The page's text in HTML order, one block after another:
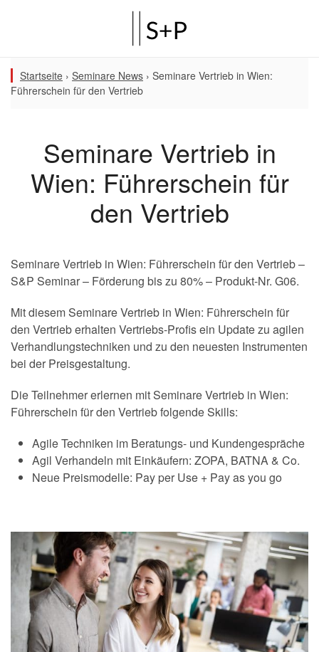
Startseite › Seminare News › Seminare Vertrieb in Wien:
Führerschein für den Vertrieb
Seminare Vertrieb in
Wien: Führerschein für
den Vertrieb
Seminare Vertrieb in Wien: Führerschein für den Vertrieb –
S&P Seminar – Förderung bis zu 80% – Produkt-Nr. G06.
Mit diesem Seminare Vertrieb in Wien: Führerschein für
den Vertrieb erhalten Vertriebs-Profis ein Update zu agilen
Verhandlungstechniken und zu den neuesten Instrumenten
bei der Preisgestaltung.
Die Teilnehmer erlernen mit Seminare Vertrieb in Wien:
Führerschein für den Vertrieb folgende Skills:
Agile Techniken im Beratungs- und Kundengespräche
Agil Verhandeln mit Einkäufern: ZOPA, BATNA & Co.
Neue Preismodelle: Pay per Use + Pay as you go